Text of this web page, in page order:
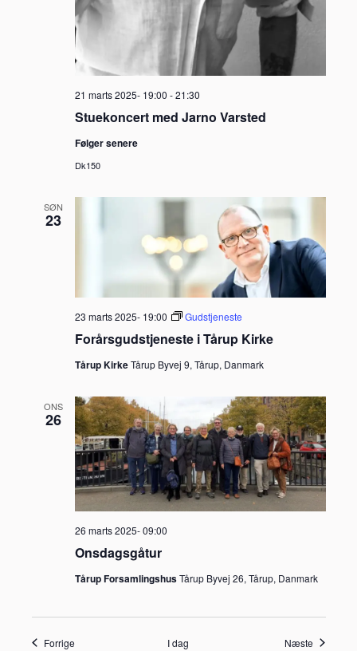
Stuekoncert med Jarno Varsted
21 marts 2025- 19:00 -21:30
Følger senere
Dk150
SØN
23
Forårsgudstjeneste i Tårup Kirke
23 marts 2025- 19:00 Gudstjeneste
Tårup KirkeTårup Byvej 9, Tårup, Danmark
ONS
26
Onsdagsgåtur
26 marts 2025- 09:00
Tårup ForsamlingshusTårup Byvej 26, Tårup, Danmark
ForrigeBegivenheder I dag Næste